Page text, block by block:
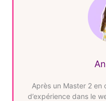
Après un Master 2 en
d’expérience dans le